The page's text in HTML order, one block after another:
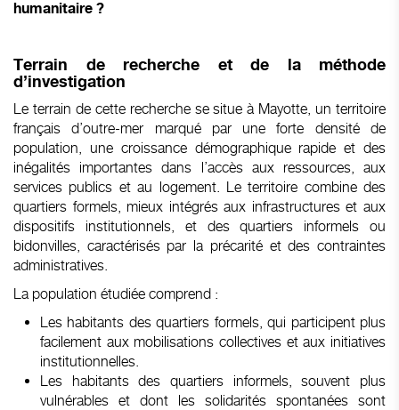
humanitaire ?
Terrain de recherche et de la méthode
d’investigation
Le terrain de cette recherche se situe à Mayotte, un territoire
français d’outre-mer marqué par une forte densité de
population, une croissance démographique rapide et des
inégalités importantes dans l’accès aux ressources, aux
services publics et au logement. Le territoire combine des
quartiers formels, mieux intégrés aux infrastructures et aux
dispositifs institutionnels, et des quartiers informels ou
bidonvilles, caractérisés par la précarité et des contraintes
administratives.
La population étudiée comprend :
Les habitants des quartiers formels, qui participent plus
facilement aux mobilisations collectives et aux initiatives
institutionnelles.
Les habitants des quartiers informels, souvent plus
vulnérables et dont les solidarités spontanées sont